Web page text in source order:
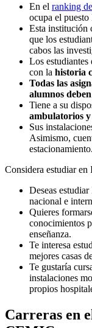
En el ranking
ocupa el puesto
Esta institución
que los
cabos las
Los estudiantes
con la historia
Todas las
alumnos
Tiene a su
ambulatorios
Sus
Asimismo,
estacionamiento.
Considera estudiar
Deseas
nacional e
Quieres
conocimientos
enseñanza.
Te interesa
mejores casas
Te gustaría
instalaciones
propios
Carreras en